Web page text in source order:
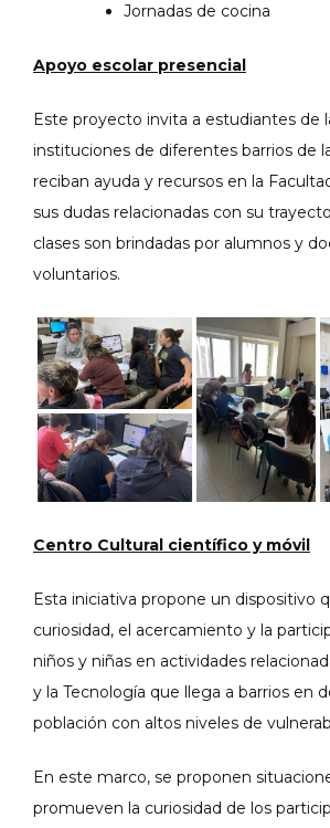
Jornadas de cocina
Apoyo escolar presencial
Este proyecto invita a estudiantes de
instituciones de diferentes barrios de
reciban ayuda y recursos en la
sus dudas relacionadas con su
clases son brindadas por alumnos y
voluntarios.
Centro Cultural científico y móvil
Esta iniciativa propone un dispositivo
curiosidad, el acercamiento y la
niños y niñas en actividades
y la Tecnología que llega a barrios en
población con altos niveles de
En este marco, se proponen
promueven la curiosidad de los